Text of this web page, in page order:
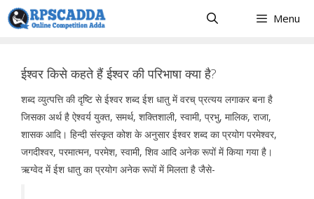
Skip
to
Menu
ईश्वर किसे कहते हैं ईश्वर की परिभाषा क्या है?
शब्द व्युत्पत्ति की दृष्टि से ईश्वर शब्द ईश धातु में वरच् प्रत्यय लगाकर बना है
जिसका अर्थ है ऐश्वर्य युक्त, समर्थ, शक्तिशाली, स्वामी, प्रभु, मालिक, राजा,
शासक आदि। हिन्दी संस्कृत कोश के अनुसार ईश्वर शब्द का प्रयोग परमेश्वर,
जगदीश्वर, परमात्मन, परमेश, स्वामी, शिव आदि अनेक रूपों में किया गया है।
ऋग्वेद में ईश धातु का प्रयोग अनेक रूपों में मिलता है जैसे-